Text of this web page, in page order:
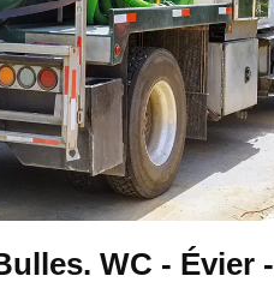
WC - Évier -